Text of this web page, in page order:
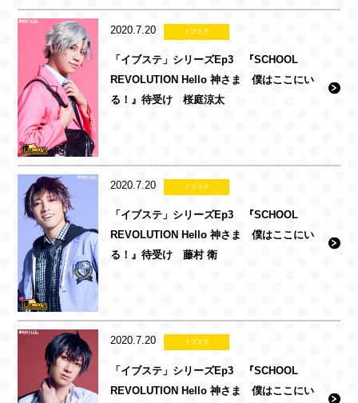
2020.7.20 イブステ
「イブステ」シリーズEp3 『SCHOOL
REVOLUTION Hello 神さま 僕はここにい
る！』待受け 桜庭涼太
2020.7.20 イブステ
「イブステ」シリーズEp3 『SCHOOL
REVOLUTION Hello 神さま 僕はここにい
る！』待受け 藤村 衛
2020.7.20 イブステ
「イブステ」シリーズEp3 『SCHOOL
REVOLUTION Hello 神さま 僕はここにい